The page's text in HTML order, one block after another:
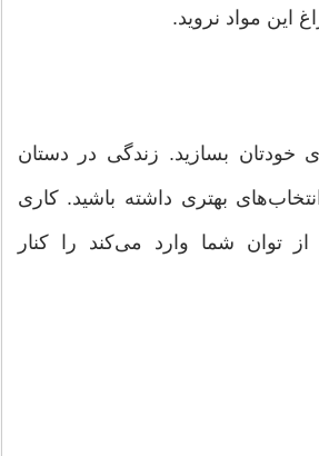
این مواد نروید.
خودتان بسازید. زندگی در دستان
بهتری داشته باشید. کاری
توان شما وارد می‌کند را کنار